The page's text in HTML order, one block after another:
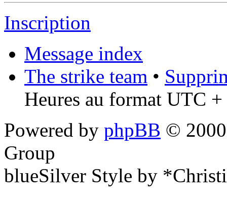
Inscription
Message index
The strike team •
Heures au format UTC
Powered by phpBB ©
Group
blueSilver Style by